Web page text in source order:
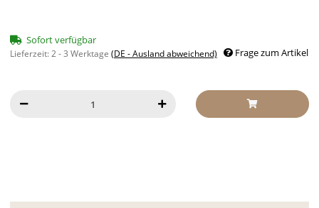
Sofort verfügbar
Lieferzeit:2 - 3 Werktage (DE - Ausland abweichend) Frage zum Artikel